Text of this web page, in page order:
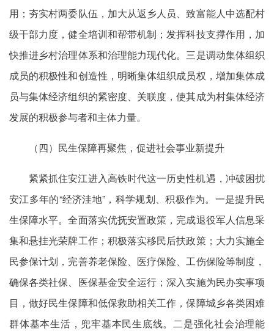
用；夯实村两委队伍，加大从返乡人员、致富能人中选配村
级干部力度，健全培训和帮带机制；发挥科技支撑作用，加
快推进乡村治理体系和治理能力现代化。三是调动集体组织
成员的积极性和创造性，明晰集体组织成员权，增加集体成
员与集体经济组织的紧密度、关联度，使其成为村集体经济
发展的积极参与者和主体力量。
（四）民生保障再聚焦，促进社会事业新提升
紧紧抓住安江进入高铁时代这一历史性机遇，冲破困扰
安江多年的“经济洼地”，科学规划、积极作为。一是提升民
生保障水平。全面落实优抚安置政策，完成退役军人信息采
集和悬挂光荣牌工作；积极落实移民后扶政策；大力实施全
民参保计划，完善养老保险、医疗保险、工伤保险等制度，
确保各类社保、医保基金安全运行；深入实施为民办实事项
目，做好民生保障和低保救助相关工作，保障城乡各类困难
群体基本生活，兜牢基本民生底线。二是强化社会治理能